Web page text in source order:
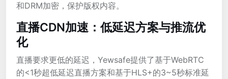
和DRM加密，保护版权内容。
直播CDN加速：低延迟方案与推流优
化
直播要求更低的延迟，Yewsafe提供了基于WebRTC
的<1秒超低延迟直播方案和基于HLS+的3~5秒标准延